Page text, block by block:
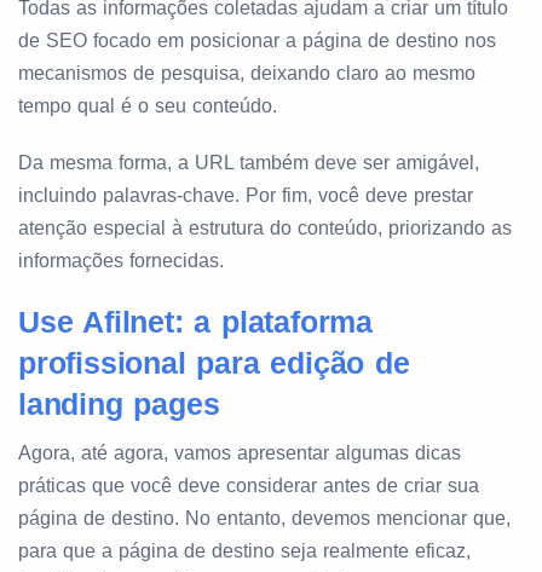
Todas as informações coletadas ajudam a criar um título
de SEO focado em posicionar a página de destino nos
mecanismos de pesquisa, deixando claro ao mesmo
tempo qual é o seu conteúdo.
Da mesma forma, a URL também deve ser amigável,
incluindo palavras-chave. Por fim, você deve prestar
atenção especial à estrutura do conteúdo, priorizando as
informações fornecidas.
Use Afilnet: a plataforma
profissional para edição de
landing pages
Agora, até agora, vamos apresentar algumas dicas
práticas que você deve considerar antes de criar sua
página de destino. No entanto, devemos mencionar que,
para que a página de destino seja realmente eficaz,